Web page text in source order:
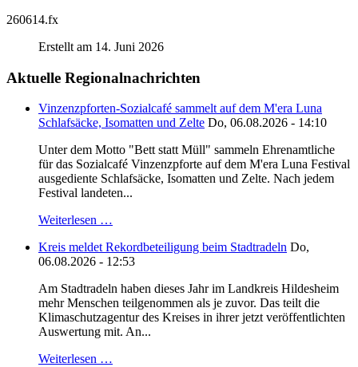
260614.fx
Erstellt am 14. Juni 2026
Aktuelle Regionalnachrichten
Vinzenzpforten-Sozialcafé sammelt auf dem M'era Luna
Schlafsäcke, Isomatten und Zelte Do, 06.08.2026 - 14:10
Unter dem Motto "Bett statt Müll" sammeln Ehrenamtliche
für das Sozialcafé Vinzenzpforte auf dem M'era Luna Festival
ausgediente Schlafsäcke, Isomatten und Zelte. Nach jedem
Festival landeten...
Weiterlesen …
Kreis meldet Rekordbeteiligung beim Stadtradeln Do,
06.08.2026 - 12:53
Am Stadtradeln haben dieses Jahr im Landkreis Hildesheim
mehr Menschen teilgenommen als je zuvor. Das teilt die
Klimaschutzagentur des Kreises in ihrer jetzt veröffentlichten
Auswertung mit. An...
Weiterlesen …